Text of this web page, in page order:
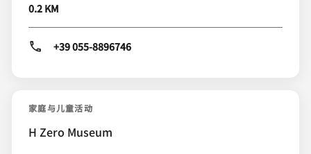
0.2 KM
+39 055-8896746
家庭与儿童活动
H Zero Museum